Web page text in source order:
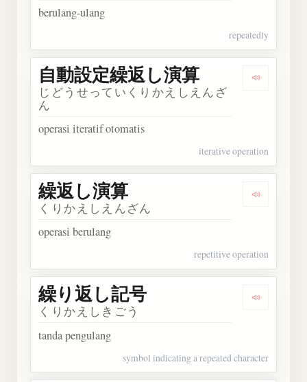
berulang-ulang
repeatedly
自動設定繰返し演算
じどうせっていくりかえしえんざ
ん
operasi iteratif otomatis
iterative operation
繰返し演算
くりかえしえんざん
operasi berulang
repetitive operation
繰り返し記号
くりかえしきごう
tanda pengulang
symbol indicating a repeated character